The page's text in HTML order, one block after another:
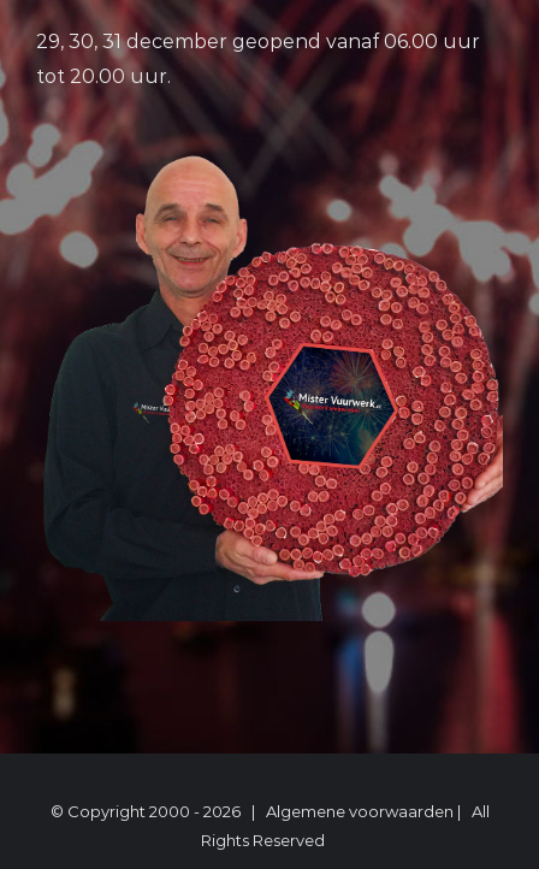
29, 30, 31 december geopend vanaf 06.00 uur
tot 20.00 uur.
© Copyright 2000 -2026 | Algemene voorwaarden | All
Rights Reserved